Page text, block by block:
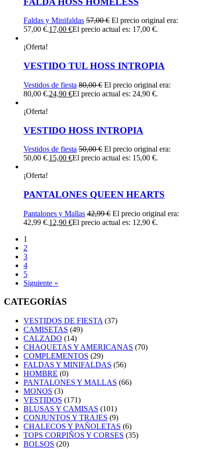
Faldas y Minifaldas 57,00€ El precio original era:
57,00 €.17,00 €El precio actual es: 17,00 €.
¡Oferta!
VESTIDO TUL HOSS INTROPIA
Vestidos de fiesta 80,00€ El precio original era:
80,00 €.24,90 €El precio actual es: 24,90 €.
¡Oferta!
VESTIDO HOSS INTROPIA
Vestidos de fiesta 50,00€ El precio original era:
50,00 €.15,00 €El precio actual es: 15,00 €.
¡Oferta!
PANTALONES QUEEN HEARTS
Pantalones y Mallas 42,99€ El precio original era:
42,99 €.12,90 €El precio actual es: 12,90 €.
1
2
3
4
5
Siguiente »
CATEGORÍAS
VESTIDOS DE FIESTA (37)
CAMISETAS (49)
CALZADO (14)
CHAQUETAS Y AMERICANAS (70)
COMPLEMENTOS (29)
FALDAS Y MINIFALDAS (56)
HOMBRE (0)
PANTALONES Y MALLAS (66)
MONOS (3)
VESTIDOS (171)
BLUSAS Y CAMISAS (101)
CONJUNTOS Y TRAJES (9)
CHALECOS Y PAÑOLETAS (6)
TOPS CORPIÑOS Y CORSES (35)
BOLSOS (20)